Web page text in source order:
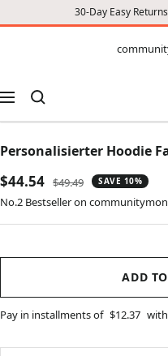
30-Day Easy
CONTENT
Navigation
Personalisierter Hoodie
Sale
price
$44.54 Regular
price
$49.49 SAVE 10%
No.2 Bestseller on
ADD
Pay in installments of $12.37 with